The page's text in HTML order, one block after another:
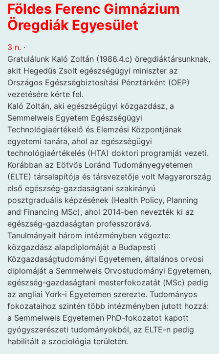
Földes Ferenc Gimnázium
Öregdiák Egyesület
3 n. ·
Gratulálunk Kaló Zoltán (1986.4.c) öregdiáktársunknak,
akit Hegedűs Zsolt egészségügyi miniszter az
Országos Egészségbiztosítási Pénztárként (OEP)
vezetésére kérte fel.
Kaló Zoltán, aki egészségügyi közgazdász, a
Semmelweis Egyetem Egészségügyi
Technológiaértékelő és Elemzési Központjának
egyetemi tanára, ahol az egészségügyi
technológiaértékelés (HTA) doktori programját vezeti.
Korábban az Eötvös Loránd Tudományegyetemen
(ELTE) társalapítója és társvezetője volt Magyarország
első egészség-gazdaságtani szakirányú
posztgraduális képzésének (Health Policy, Planning
and Financing MSc), ahol 2014-ben nevezték ki az
egészség-gazdaságtan professzorává.
Tanulmányait három intézményben végezte:
közgazdász alapdiplomáját a Budapesti
Közgazdaságtudományi Egyetemen, általános orvosi
diplomáját a Semmelweis Orvostudományi Egyetemen,
egészség-gazdaságtani mesterfokozatát (MSc) pedig
az angliai York-i Egyetemen szerezte. Tudományos
fokozataihoz szintén több intézményben jutott hozzá:
a Semmelweis Egyetemen PhD-fokozatot kapott
gyógyszerészeti tudományokból, az ELTE-n pedig
habilitált a szociológia területén.